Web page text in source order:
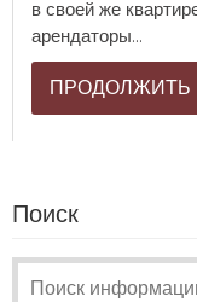
в своей же
арендаторы...
ПРОДОЛЖИТЬ
Поиск
Поиск: